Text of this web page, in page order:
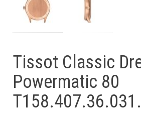
Tissot Classic
Powermatic 80